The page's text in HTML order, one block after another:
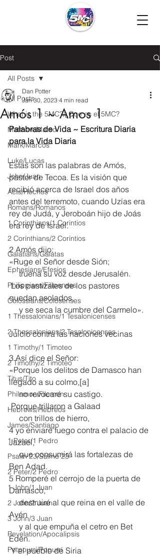
Post
All Posts
What is the 5MC?/¿Que es el 5MC?
Matthew/Mateo
Mark/Marcos
Luke/Lucas
John/Juan
Acts/Hechos
Romans/Romanos
1 Corinthians/1 Corintios
2 Corinthians/2 Corintios
Galatians/Gálatas
Ephesians/Efesios
Philippians/Filipenses
Colossians/Colosenses
1 Thessalonians/1 Tesalonicenses
2 Thessalonians/2 Tesalonicenses
1 Timothy/1 Timoteo
2 Timothy/2 Timoteo
Titus/Tito
Philemon/Filemon
Hebrews/Hebreos
James/Santiago
1 Peter/1 Pedro
Psalm 23/Salmo 23
2 Peter/2 Pedro
1 John/1 Juan
2 John/2 Juan
3 John/3 Juan
Revelation/Apocalipsis
Potpourri/Popurrí
All Posts
Amós 1 ~ Amos 1
Dan Potter
Jan 30, 2023 4 min read
Palabras de Vida ~ Escritura Diaria
para la Vida Diaria
Estas son las palabras de Amós,
pastor de Tecoa. Es la visión que
recibió acerca de Israel dos años
antes del terremoto, cuando Uzías era
rey de Judá, y Jeroboán hijo de Joás
era rey de Israel.
2 Amós dijo:
«Ruge el Señor desde Sión;
     truena su voz desde Jerusalén.
Los pastizales de los pastores
quedan asolados,
     y se seca la cumbre del Carmelo».
Juicio contra las naciones vecinas
3 Así dice el Señor:
«Porque los delitos de Damasco han
llegado a su colmo,[a]
     no revocaré su castigo.
Porque trillaron a Galaad
     con trillos de hierro,
4 yo enviaré fuego contra el palacio de
Jazael,
     que consumirá las fortalezas de
Ben Adad.
5 Romperé el cerrojo de la puerta de
Damasco,
     destruiré al que reina en el valle de
Avén
Edén.
Y el pueblo de Siria